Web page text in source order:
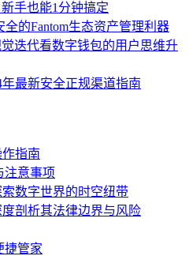
手也能1分钟搞定
全的Fantom生态资产管理利器
迭代看数字钱包的用户思维升
最新安全正规渠道指南
指南
注意事项
数字世界的时空纽带
剖析其法律边界与风险
捷管家